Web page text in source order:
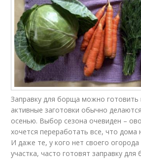
Заправку для борща можно
активные заготовки обычно
осенью. Выбор сезона очевиден –
хочется переработать все, что дома
И даже те, у кого нет своего огорода
участка, часто готовят заправку для